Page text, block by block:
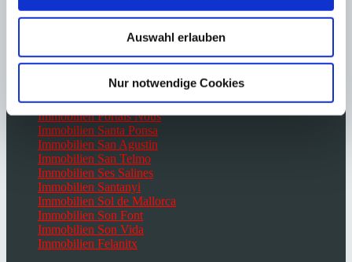
Auswahl erlauben
Nur notwendige Cookies
Immobilien Génova
Immobilien Portocolom
Immobilien Palma de Mallorca
Immobilien Port Andratx
Immobilien Portals Nous
Immobilien Santa Ponsa
Immobilien San Agustin
Immobilien San Telmo
Immobilien Ses Salines
Immobilien Santanyi
Immobilien Sol de Mallorca
Immobilien Son Font
Immobilien Son Vida
Immobilien Felanitx